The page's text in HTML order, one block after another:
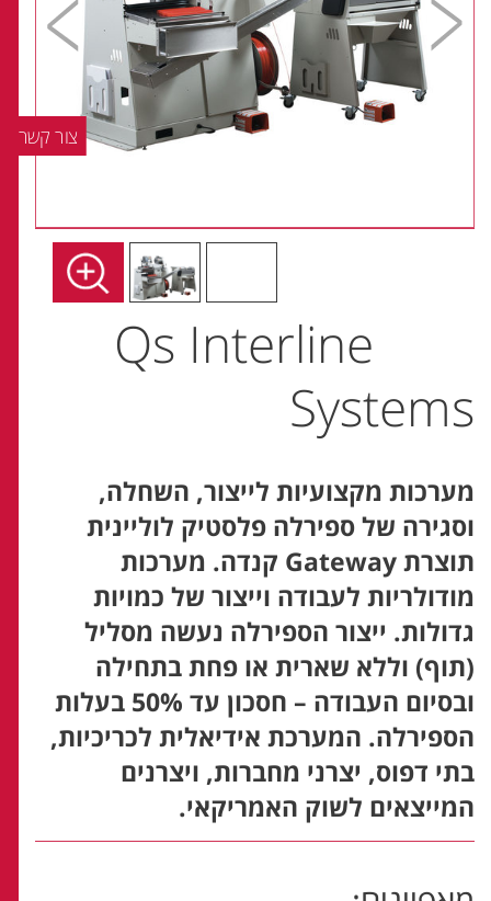
Qs Interline
Systems
מערכות מקצועיות לייצור, השחלה,
וסגירה של ספירלה פלסטיק לוליינית
תוצרת Gateway קנדה. מערכות
מודולריות לעבודה וייצור של כמויות
גדולות. ייצור הספירלה נעשה מסליל
(תוף) וללא שארית או פחת בתחילה
ובסיום העבודה – חסכון עד 50% בעלות
הספירלה. המערכת אידיאלית לכריכיות,
בתי דפוס, יצרני מחברות, ויצרנים
המייצאים לשוק האמריקאי.
צור קשר